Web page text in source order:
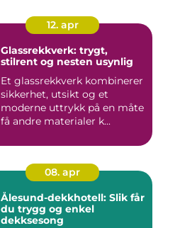
12. apr
Glassrekkverk: trygt,
stilrent og nesten usynlig
Et glassrekkverk kombinerer
sikkerhet, utsikt og et
moderne uttrykk på en måte
få andre materialer k...
08. apr
Ålesund-dekkhotell: Slik får
du trygg og enkel
dekksesong